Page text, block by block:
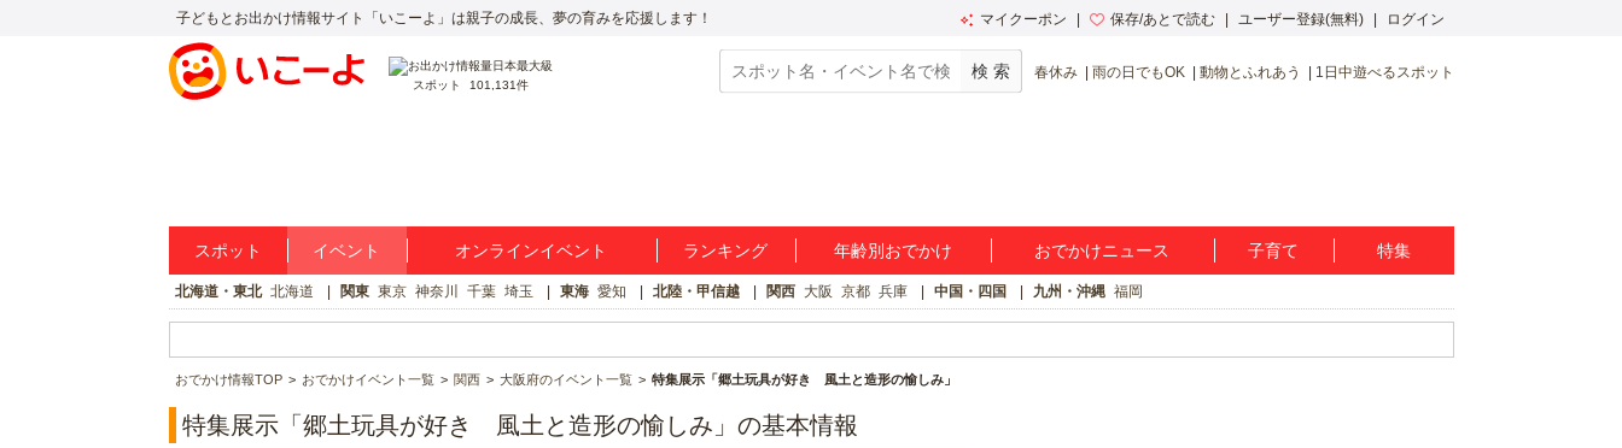
子どもとお出かけ情報サイト「いこーよ」は親子の成長、夢の育みを応援します！ マイクーポン 保存/あとで読む ユーザー登録(無料) ログイン
スポット 101,131件
春休み 雨の日でもOK 動物とふれあう 1日中遊べるスポット
スポット イベント オンラインイベント ランキング 年齢別おでかけ おでかけニュース 子育て 特集
北海道・東北 北海道 関東 東京 神奈川 千葉 埼玉 東海 愛知 北陸・甲信越 関西 大阪 京都 兵庫 中国・四国 九州・沖縄 福岡
おでかけ情報TOP おでかけイベント一覧 関西 大阪府のイベント一覧 特集展示「郷土玩具が好き 風土と造形の愉しみ」
特集展示「郷土玩具が好き 風土と造形の愉しみ」の基本情報